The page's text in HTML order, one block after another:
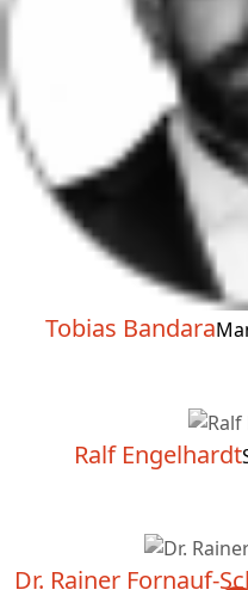
Tobias Bandara
Ralf Engelhardt
Dr. Rainer Fornauf-